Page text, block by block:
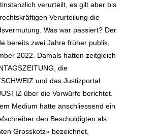
verurteilt, es gilt aber bis
Verurteilung die
Was war passiert? Der
bereits zwei Jahre früher publik,
2022. Damals hatten zeitgleich
die
und das Justizportal
über die Vorwürfe berichtet.
Medium hatte anschliessend ein
den Beschuldigten als
Grosskotz» bezeichnet,